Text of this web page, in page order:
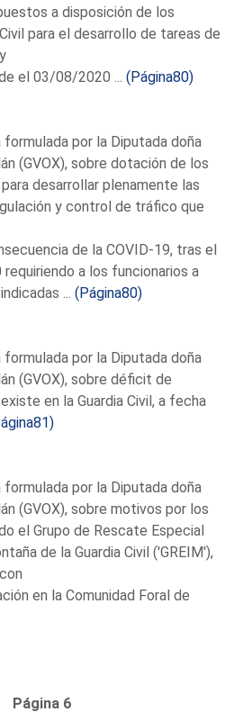
a disposición de los
para el desarrollo de tareas de
el 03/08/2020 ...(Página80)
por la Diputada doña
(GVOX), sobre dotación de los
desarrollar plenamente las
y control de tráfico que
de la COVID-19, tras el
a los funcionarios a
...(Página80)
por la Diputada doña
(GVOX), sobre déficit de
en la Guardia Civil, a fecha
por la Diputada doña
(GVOX), sobre motivos por los
el Grupo de Rescate Especial
de la Guardia Civil ('GREIM'),
en la Comunidad Foral de
Página 6